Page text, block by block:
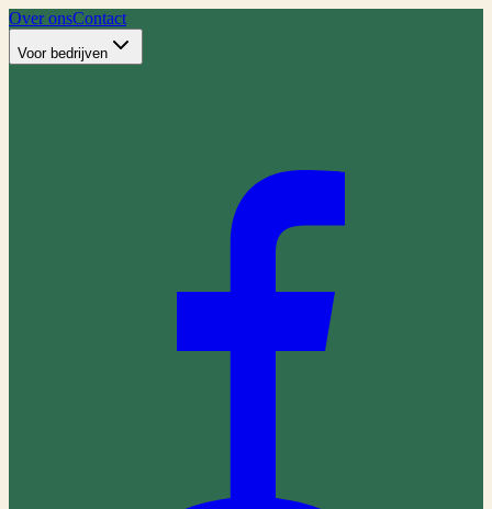
Over onsContact
Voor bedrijven